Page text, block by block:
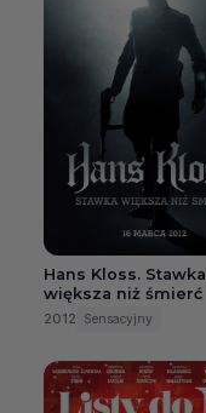
Hans Kloss. Stawka
większa niż śmierć
2012 Sensacyjny